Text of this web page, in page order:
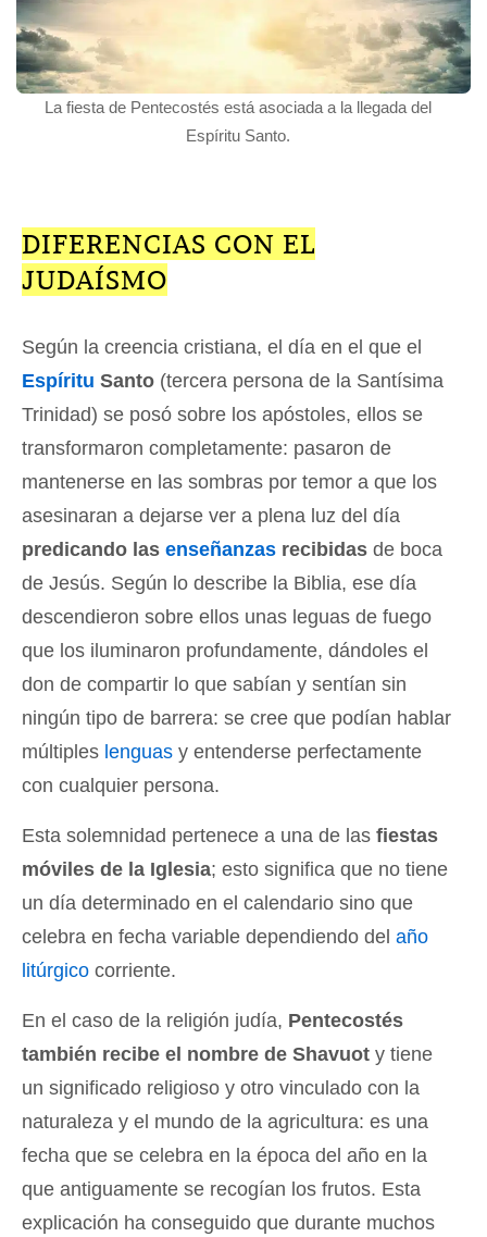
La fiesta de Pentecostés está asociada a la llegada del
Espíritu Santo.
DIFERENCIAS CON EL
JUDAÍSMO
Según la creencia cristiana, el día en el que el
Espíritu Santo (tercera persona de la Santísima
Trinidad) se posó sobre los apóstoles, ellos se
transformaron completamente: pasaron de
mantenerse en las sombras por temor a que los
asesinaran a dejarse ver a plena luz del día
predicando las enseñanzas recibidas de boca
de Jesús. Según lo describe la Biblia, ese día
descendieron sobre ellos unas leguas de fuego
que los iluminaron profundamente, dándoles el
don de compartir lo que sabían y sentían sin
ningún tipo de barrera: se cree que podían hablar
múltiples lenguas y entenderse perfectamente
con cualquier persona.
Esta solemnidad pertenece a una de las fiestas
móviles de la Iglesia; esto significa que no tiene
un día determinado en el calendario sino que
celebra en fecha variable dependiendo del año
litúrgico corriente.
En el caso de la religión judía, Pentecostés
también recibe el nombre de Shavuot y tiene
un significado religioso y otro vinculado con la
naturaleza y el mundo de la agricultura: es una
fecha que se celebra en la época del año en la
que antiguamente se recogían los frutos. Esta
explicación ha conseguido que durante muchos